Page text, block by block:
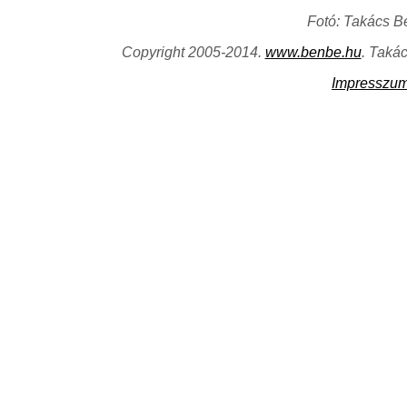
Fotó: Takács
Copyright 2005-2014. www.benbe.hu.